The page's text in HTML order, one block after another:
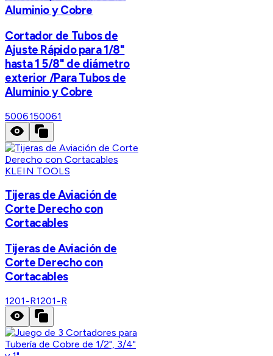
Aluminio y Cobre
Cortador de Tubos de
Ajuste Rápido para 1/8"
hasta 1 5/8" de diámetro
exterior /Para Tubos de
Aluminio y Cobre
5006150061
KLEIN TOOLS
Tijeras de Aviación de
Corte Derecho con
Cortacables
Tijeras de Aviación de
Corte Derecho con
Cortacables
1201-R1201-R